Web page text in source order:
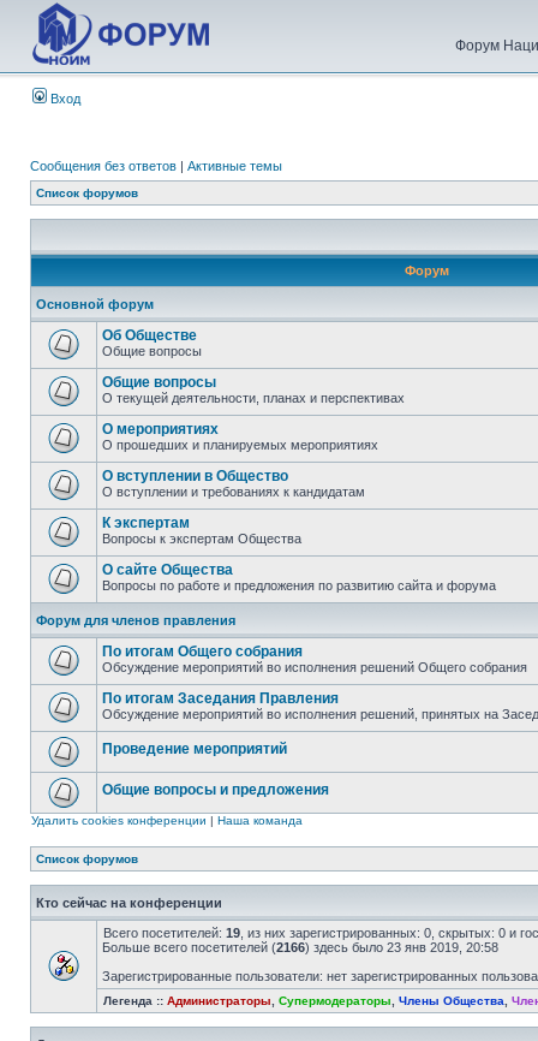
Форум
Вход
Сообщения без ответов | Активные темы
Список форумов
Форум
Основной форум
Об Обществе
Общие вопросы
Общие вопросы
О текущей деятельности, планах и перспективах
О мероприятиях
О прошедших и планируемых мероприятиях
О вступлении в Общество
О вступлении и требованиях к кандидатам
К экспертам
Вопросы к экспертам Общества
О сайте Общества
Вопросы по работе и предложения по развитию сайта и форума
Форум для членов правления
По итогам Общего собрания
Обсуждение мероприятий во исполнения решений Общего собрания
По итогам Заседания Правления
Обсуждение мероприятий во исполнения решений, принятых на
Проведение мероприятий
Общие вопросы и предложения
Удалить cookies конференции | Наша команда
Список форумов
Кто сейчас на конференции
Всего посетителей: 19 , из них зарегистрированных: 0, скрытых: 0 и
Больше всего посетителей (2166) здесь было 23 янв 2019, 20:58
Зарегистрированные пользователи: нет зарегистрированных
Легенда :: Администраторы Супермодераторы Члены Общества